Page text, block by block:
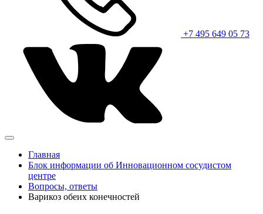
+7 495 649 05 73
Главная
Блок информации об Инновационном сосудистом
центре
Вопросы, ответы
Варикоз обеих конечностей